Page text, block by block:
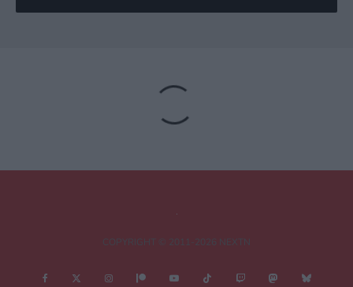
Tu dirección de correo electrónico no será publicada.